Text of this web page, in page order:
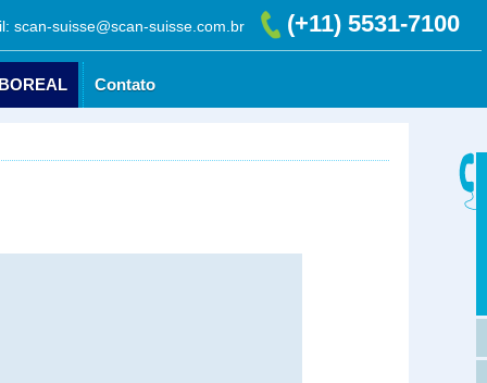
scan-suisse@scan-suisse.com.br (+11) 5531-7100
Contato